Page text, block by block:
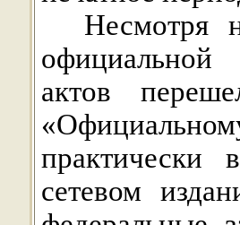
Несмотря
официальной
актов
практически
сетевом